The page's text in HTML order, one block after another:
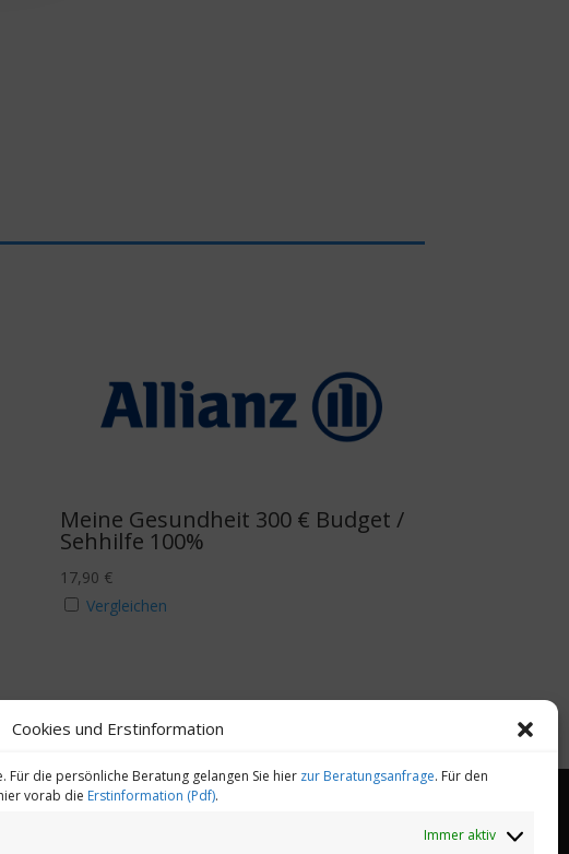
Cookies und Erstinformation
die persönliche Beratung gelangen Sie hier zur Beratungsanfrage. Für den
vorab die Erstinformation (Pdf).
Immer aktiv
Meine Gesundheit 300 € Budget /
Sehhilfe 100%
17,90 €
Vergleichen